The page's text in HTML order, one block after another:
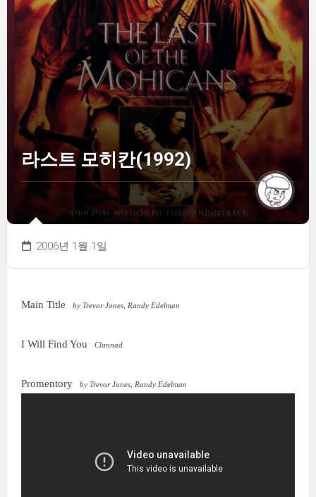
라스트 모히칸(1992)
2006년 1월 1일
Main Title by Trevor Jones, Randy Edelman
I Will Find You Clannad
Promentory by Trevor Jones, Randy Edelman